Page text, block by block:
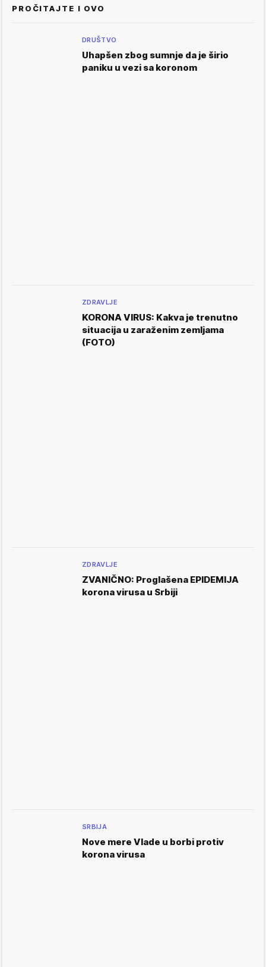
PROČITAJTE I OVO
DRUŠTVO
Uhapšen zbog sumnje da je širio
paniku u vezi sa koronom
ZDRAVLJE
KORONA VIRUS: Kakva je trenutno
situacija u zaraženim zemljama
(FOTO)
ZDRAVLJE
ZVANIČNO: Proglašena EPIDEMIJA
korona virusa u Srbiji
SRBIJA
Nove mere Vlade u borbi protiv
korona virusa